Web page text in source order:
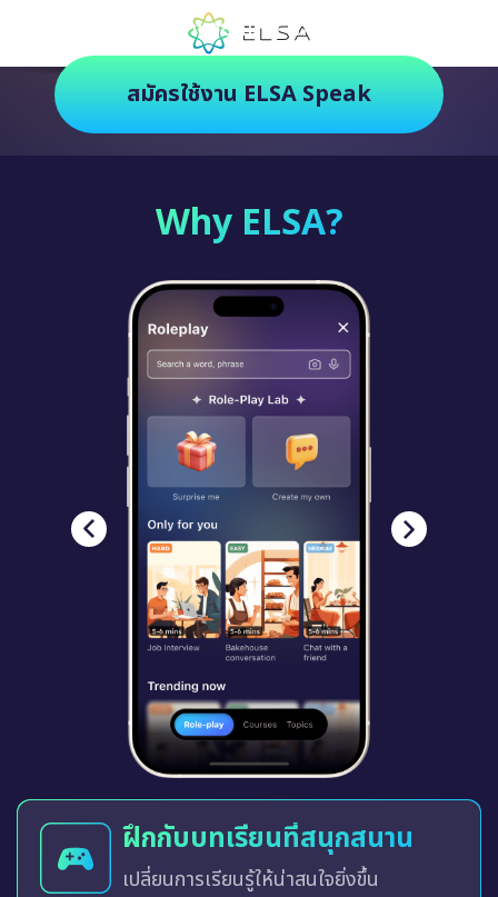
ตัวช่วยฝึกภาษายุคใหม่ ฝึกสนุกยิ่งกว่า
สมัครใช้งาน ELSA Speak
Why ELSA?
ฝึกกับบทเรียนที่สนุกสนาน
เปลี่ยนการเรียนรู้ให้น่าสนใจยิ่งขึ้น